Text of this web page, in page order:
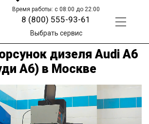
Время работы: с 08:00 до 22:00
8 (800) 555-93-61
Выбрать сервис
дизеля Audi A6
А6) в Москве